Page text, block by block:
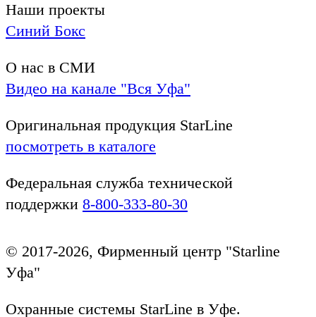
Наши проекты
Синий Бокс
О нас в СМИ
Видео на канале "Вся Уфа"
Оригинальная продукция StarLine
посмотреть в каталоге
Федеральная служба технической
поддержки 8-800-333-80-30
© 2017-2026, Фирменный центр "Starline
Уфа"
Охранные системы StarLine в Уфе.